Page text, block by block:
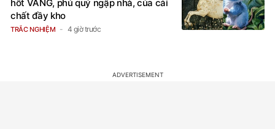
hốt VÀNG, phú quý ngập nhà, của cải
chất đầy kho
TRẮC NGHIỆM 4 giờ trước